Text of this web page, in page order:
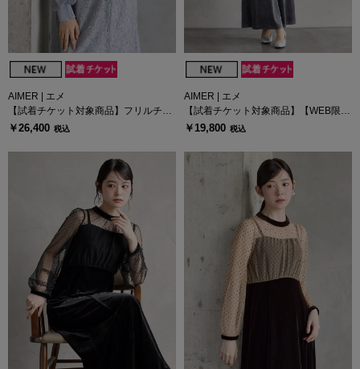
AIMER | エメ
【試着チケット対象商品】フリルチュ
ール長袖ブラウス×スパンコールレー
ドレス
￥26,400 税込
AIMER | エメ
【試着チケット対象商品】【WEB限
定】フロッキードットチュール×ベロ
￥19,800 税込